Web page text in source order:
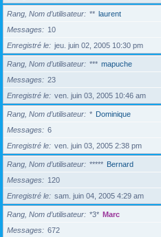
Rang, Nom d’utilisateur ** laurent
Messages
10
Enregistré le
jeu. juin 02, 2005 10:30 pm
Rang, Nom d’utilisateur *** mapuche
Messages
23
Enregistré le
ven. juin 03, 2005 10:46 am
Rang, Nom d’utilisateur * Dominique
Messages
6
Enregistré le
ven. juin 03, 2005 2:38 pm
Rang, Nom d’utilisateur ***** Bernard
Messages
120
Enregistré le
sam. juin 04, 2005 4:29 am
Rang, Nom d’utilisateur *3* Marc
Messages
672